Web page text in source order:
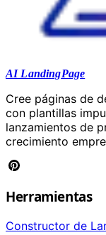
AI LandingPage
Cree páginas de
con plantillas
lanzamientos de
crecimiento
Herramientas
Constructor de